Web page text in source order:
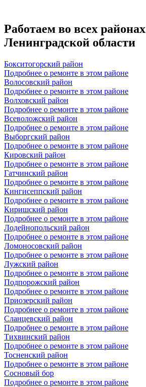
Работаем во всех районах
Ленинградской области
Бокситогорский район
Подробнее о ремонте в этом районе
Волосовский район
Подробнее о ремонте в этом районе
Волховский район
Подробнее о ремонте в этом районе
Всеволожский район
Подробнее о ремонте в этом районе
Выборгский район
Подробнее о ремонте в этом районе
Кировский район
Подробнее о ремонте в этом районе
Гатчинский район
Подробнее о ремонте в этом районе
Кингисеппский район
Подробнее о ремонте в этом районе
Киришский район
Подробнее о ремонте в этом районе
Лодейнопольский район
Подробнее о ремонте в этом районе
Ломоносовский район
Подробнее о ремонте в этом районе
Лужский район
Подробнее о ремонте в этом районе
Подпорожский район
Подробнее о ремонте в этом районе
Приозерский район
Подробнее о ремонте в этом районе
Сланцевский район
Подробнее о ремонте в этом районе
Тихвинский район
Подробнее о ремонте в этом районе
Тосненский район
Подробнее о ремонте в этом районе
Сосновый бор
Подробнее о ремонте в этом районе